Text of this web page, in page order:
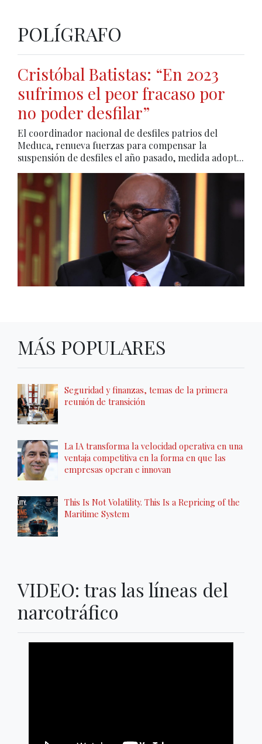
POLÍGRAFO
Cristóbal Batistas: “En 2023
sufrimos el peor fracaso por
no poder desfilar”
El coordinador nacional de desfiles patrios del
Meduca, renueva fuerzas para compensar la
suspensión de desfiles el año pasado, medida adopt...
MÁS POPULARES
Seguridad y finanzas, temas de la primera
reunión de transición
La IA transforma la velocidad operativa en una
ventaja competitiva en la forma en que las
empresas operan e innovan
This Is Not Volatility. This Is a Repricing of the
Maritime System
VIDEO: tras las líneas del
narcotráfico